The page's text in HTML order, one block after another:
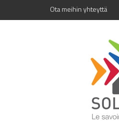
Ota meihin yhteyttä